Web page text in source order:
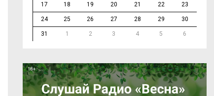
17 18 19 20 21 22 23
24 25 26 27 28 29 30
31 1 2 3 4 5 6